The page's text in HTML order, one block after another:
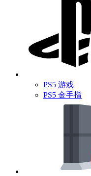
PS5 游戏
PS5 金手指